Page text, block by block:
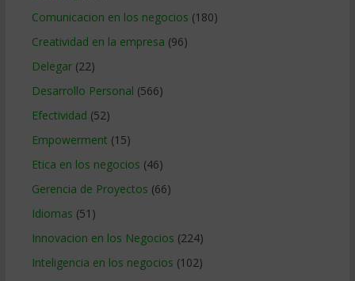
Comunicacion en los negocios (180)
Creatividad en la empresa (96)
Delegar(22)
Desarrollo Personal (566)
Efectividad (52)
Empowerment (15)
Etica en los negocios (46)
Gerencia de Proyectos (66)
Idiomas (51)
Innovacion en los Negocios (224)
Inteligencia en los negocios (102)